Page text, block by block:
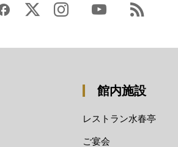
館内施設
レストラン水春亭
ご宴会